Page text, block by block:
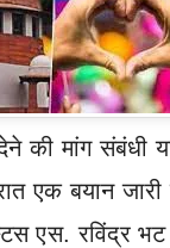
की मांग संबंधी
एक बयान
एस. रविंद्र भट